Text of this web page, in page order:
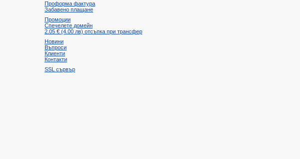
Проформа фактура
Забавено плащане
Промоции
Спечелете домейн
2.05 € (4.00 лв) отсъпка при трансфер
Новини
Въпроси
Клиенти
Контакти
SSL сървър